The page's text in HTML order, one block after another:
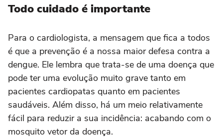
Todo cuidado é importante
Para o cardiologista, a mensagem que fica a todos
é que a prevenção é a nossa maior defesa contra a
dengue. Ele lembra que trata-se de uma doença que
pode ter uma evolução muito grave tanto em
pacientes cardiopatas quanto em pacientes
saudáveis. Além disso, há um meio relativamente
fácil para reduzir a sua incidência: acabando com o
mosquito vetor da doença.